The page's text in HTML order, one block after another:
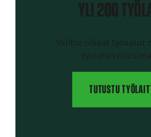
YLI 200
Valitse oikeat työkalut
TUTUSTU